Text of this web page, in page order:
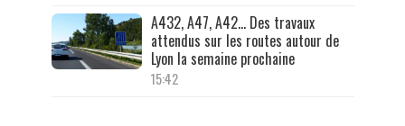
A432, A47, A42… Des travaux
attendus sur les routes autour de
Lyon la semaine prochaine
15:42